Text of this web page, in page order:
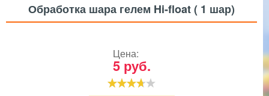
Обработка шара гелем Hi-float ( 1 шар)
Цена:
5 руб.